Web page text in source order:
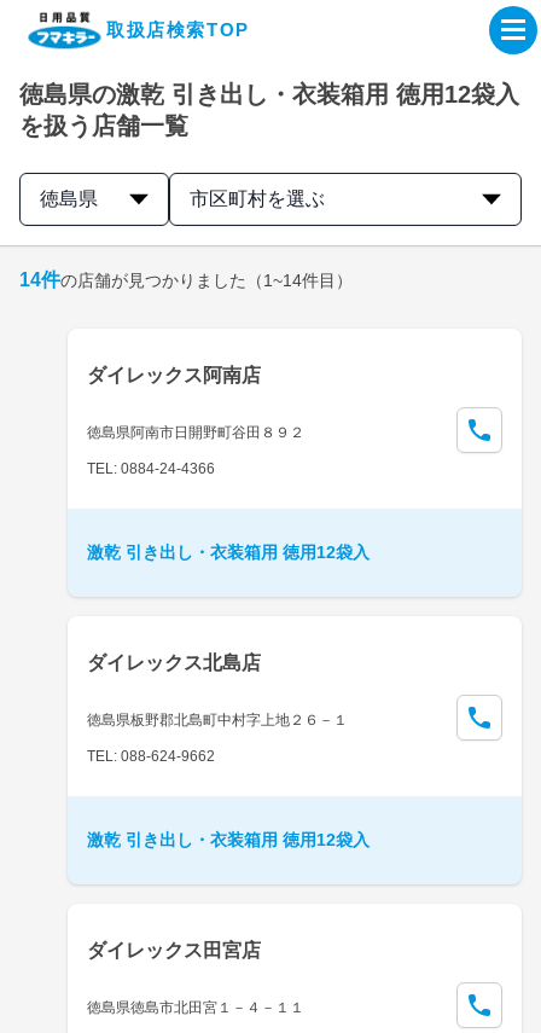
取扱店検索TOP
企業・IR情報サイト
製品情報サイト
取扱店検索はこちら
徳島県の激乾 引き出し・衣装箱用 徳用12袋入
を扱う店舗一覧
徳島県 市区町村を選ぶ
14件の店舗が見つかりました （1~14件目）
ダイレックス阿南店
徳島県阿南市日開野町谷田８９２
TEL: 0884-24-4366
激乾 引き出し・衣装箱用 徳用12袋入
ダイレックス北島店
徳島県板野郡北島町中村字上地２６－１
TEL: 088-624-9662
激乾 引き出し・衣装箱用 徳用12袋入
ダイレックス田宮店
徳島県徳島市北田宮１－４－１１